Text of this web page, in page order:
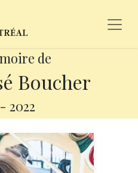
de
Boucher
- 2022